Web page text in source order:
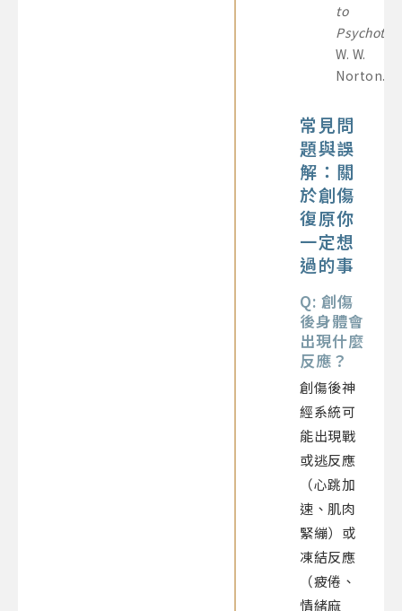
to
W. W.
Norton.
常見問
題與誤
解：關
於創傷
復原你
一定想
過的事
Q: 創傷
後身體會
出現什麼
反應？
創傷後神
經系統可
能出現戰
或逃反應
（心跳加
速、肌肉
緊繃）或
凍結反應
（疲倦、
情緒麻